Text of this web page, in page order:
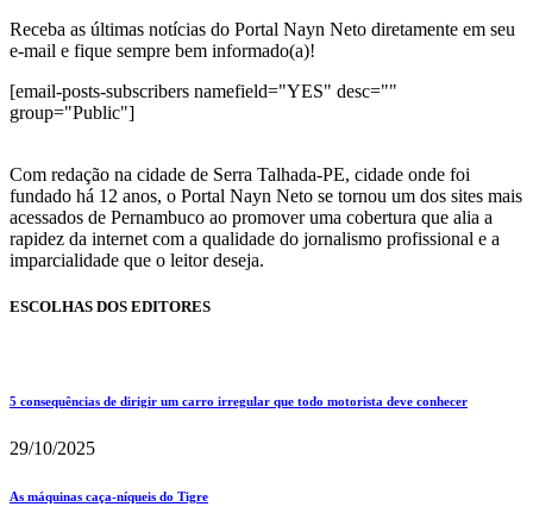
Receba as últimas notícias do Portal Nayn Neto diretamente em seu
e-mail e fique sempre bem informado(a)!
[email-posts-subscribers namefield="YES" desc=""
group="Public"]
Com redação na cidade de Serra Talhada-PE, cidade onde foi
fundado há 12 anos, o Portal Nayn Neto se tornou um dos sites mais
acessados de Pernambuco ao promover uma cobertura que alia a
rapidez da internet com a qualidade do jornalismo profissional e a
imparcialidade que o leitor deseja.
ESCOLHAS DOS EDITORES
5 consequências de dirigir um carro irregular que todo motorista deve conhecer
29/10/2025
As máquinas caça-níqueis do Tigre